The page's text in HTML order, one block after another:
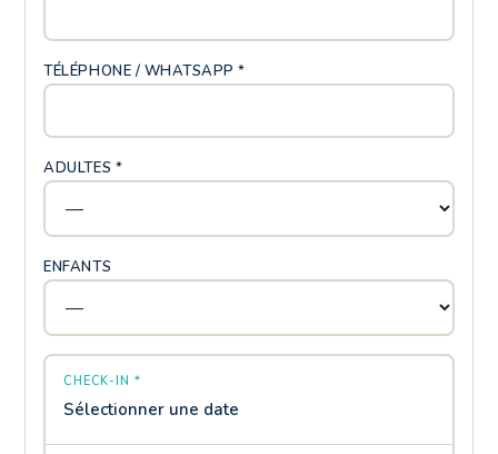
TÉLÉPHONE / WHATSAPP *
ADULTES *
ENFANTS
CHECK-IN *
Sélectionner une date